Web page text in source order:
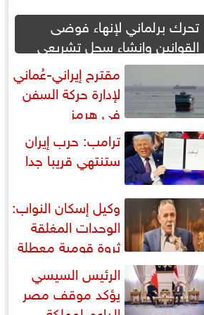
تحرك برلماني لإنهاء فوضى
القوانين وإنشاء سجل تشريعي
إلكتروني
مقترح إيراني-عُماني
لإدارة حركة السفن
في هرمز
ترامب: حرب إيران
ستنتهي قريبا جدا
وكيل إسكان النواب:
الوحدات المغلقة
ثروة قومية معطلة
واستغلالها يخفف أزمة الإسكان
الرئيس السيسي
يؤكد موقف مصر